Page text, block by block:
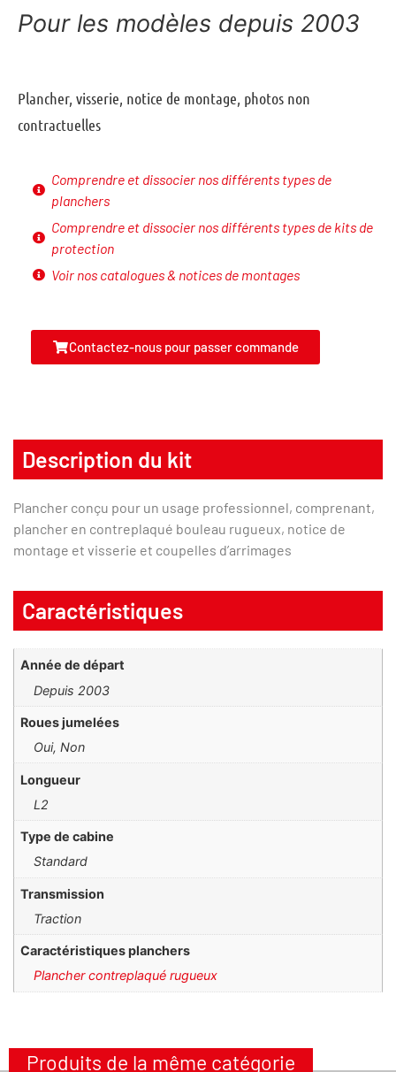
Pour les modèles depuis 2003
plancher, visserie, notice de montage, photos non
contractuelles
Comprendre et dissocier nos différents types de
planchers
Comprendre et dissocier nos différents types de kits de
protection
Voir nos catalogues & notices de montages
Contactez-nous pour passer commande
Description du kit
Plancher conçu pour un usage professionnel, comprenant,
plancher en contreplaqué bouleau rugueux, notice de
montage et visserie et coupelles d’arrimages
Caractéristiques
Année de départ
depuis 2003
Roues jumelées
Oui, Non
Longueur
L2
Type de cabine
Standard
Transmission
Traction
Caractéristiques planchers
Plancher contreplaqué rugueux
Produits de la même catégorie